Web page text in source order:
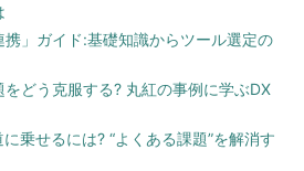
」ガイド:基礎知識からツール選定の
をどう克服する? 丸紅の事例に学ぶDX
乗せるには? “よくある課題”を解消す